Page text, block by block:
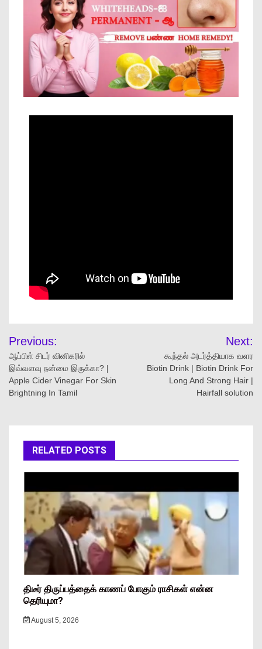
Previous:
ஆப்பிள் சிடர் வினிகரில்
இவ்வளவு நன்மை இருக்கா? |
Apple Cider Vinegar For Skin
Brightning In Tamil
Next:
கூந்தல் அடர்த்தியாக வளர
Biotin Drink | Biotin Drink For
Long And Strong Hair |
Hairfall solution
RELATED POSTS
திடீர் திருப்பத்தைக் காணப் போகும் ராசிகள் என்ன
தெரியுமா?
August 5, 2026